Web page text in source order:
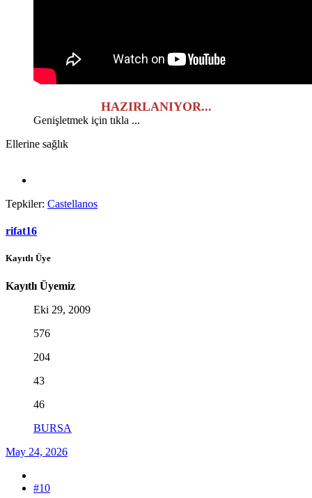
HAZIRLANIYOR...
Genişletmek için tıkla ...
Ellerine sağlık
Tepkiler: Castellanos
rifat16
Kayıtlı Üye
Kayıtlı Üyemiz
Eki 29, 2009
576
204
43
46
BURSA
May 24, 2026
#10